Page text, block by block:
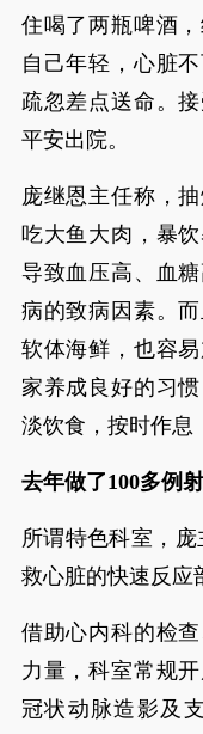
住喝了两瓶啤酒
自己年轻，心脏
疏忽差点送命。
平安出院。
庞继恩主任称，
吃大鱼大肉，暴
导致血压高、血
病的致病因素。
软体海鲜，也容
家养成良好的习
淡饮食，按时作息
去年做了100多例
所谓特色科室，
救心脏的快速反应
借助心内科的检
力量，科室常规
冠状动脉造影及